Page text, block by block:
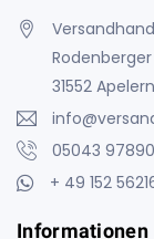
Rodenberger
31552 Apelern
05043
+ 49 152
Informationen